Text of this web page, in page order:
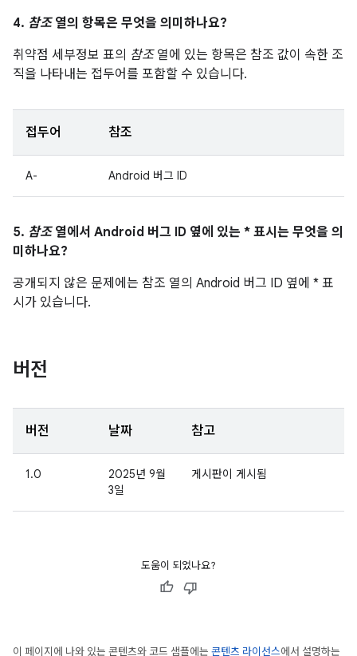
4. 참조열의 항목은 무엇을 의미하나요?
취약점 세부정보 표의 참조열에 있는 항목은 참조 값이 속한 조
직을 나타내는 접두어를 포함할 수 있습니다.
접두어 참조
A- Android 버그 ID
5. 참조열에서 Android 버그 ID 옆에 있는 * 표시는 무엇을 의
미하나요?
공개되지 않은 문제에는 참조 열의 Android 버그 ID 옆에 * 표
시가 있습니다.
버전
버전 날짜 참고
1.0
2025년 9월
3일
게시판이 게시됨
도움이 되었나요?
이 페이지에 나와 있는 콘텐츠와 코드 샘플에는 콘텐츠 라이선스에서 설명하는